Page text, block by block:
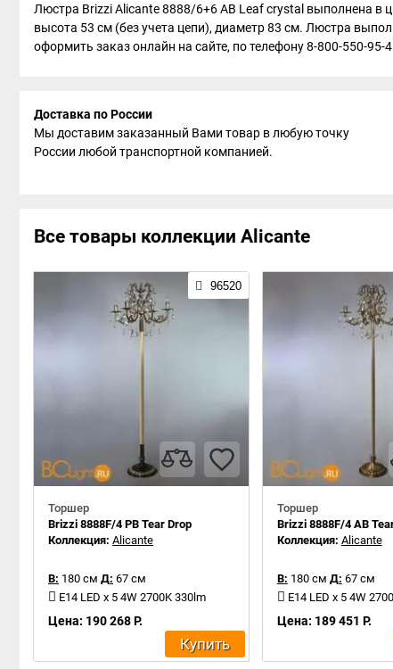
Люстра Brizzi Alicante 8888/6+6 AB Leaf crystal выполнена в
высота 53 см (без учета цепи), диаметр 83 см. Люстра
оформить заказ онлайн на сайте, по телефону 8-800-550-
Доставка по России
Мы доставим заказанный Вами товар в любую точку
России любой транспортной компанией.
Все товары коллекции Alicante
96520
Торшер
Brizzi 8888F/4 PB Tear Drop
Коллекция: Alicante
В: 180 см Д: 67 см
E14 LED x 5 4W 2700K 330lm
Цена: 190 268 Р.
Купить
Торшер
Brizzi 8888F/4 AB
Коллекция: Alicante
В: 180 см Д: 67 см
E14 LED x 5 4W
Цена: 189 451 Р.